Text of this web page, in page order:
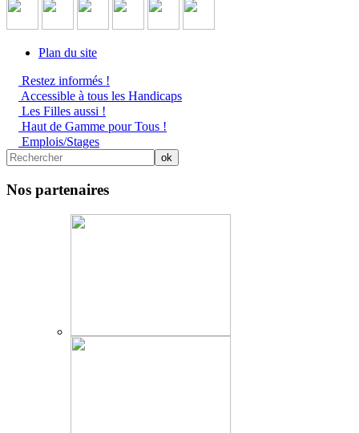
Plan du site
Restez informés !
Accessible à tous les Handicaps
Les Filles aussi !
Haut de Gamme pour Tous !
Emplois/Stages
Nos partenaires